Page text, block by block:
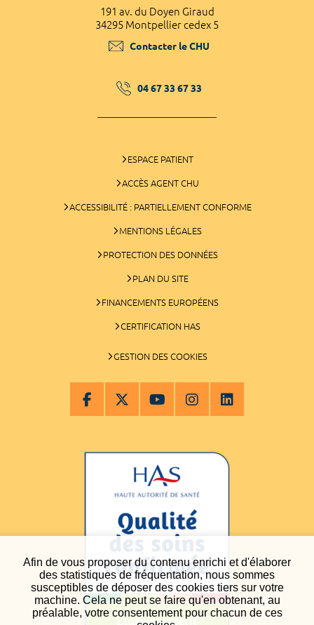
Afin de vous proposer du contenu enrichi et d'élaborer
des statistiques de fréquentation, nous sommes
susceptibles de déposer des cookies tiers sur votre
machine. Cela ne peut se faire qu'en obtenant, au
préalable, votre consentement pour chacun de ces
191 av. du Doyen Giraud
34295 Montpellier cedex 5
Contacter le CHU
04 67 33 67 33
ESPACE PATIENT
ACCÈS AGENT CHU
ACCESSIBILITÉ : PARTIELLEMENT CONFORME
MENTIONS LÉGALES
PROTECTION DES DONNÉES
PLAN DU SITE
FINANCEMENTS EUROPÉENS
CERTIFICATION HAS
GESTION DES COOKIES